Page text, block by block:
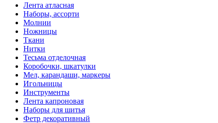
Лента атласная
Наборы, ассорти
Молнии
Ножницы
Ткани
Нитки
Тесьма отделочная
Коробочки, шкатулки
Мел, карандаши, маркеры
Игольницы
Инструменты
Лента капроновая
Наборы для шитья
Фетр декоративный